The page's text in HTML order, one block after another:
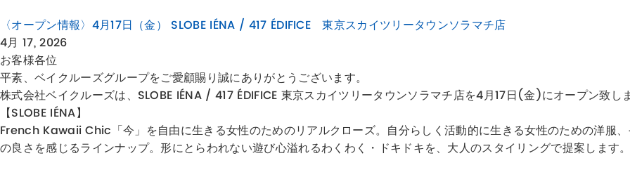
〈オープン情報〉4月17日（金） SLOBE IÉNA / 417 ÉDIFICE 東京スカイツリータウンソラマチ店
4月 17, 2026
お客様各位
平素、ベイクルーズグループをご愛顧賜り誠にありがとうございます。
株式会社ベイクルーズは、SLOBE IÉNA / 417 ÉDIFICE 東京スカイツリータウンソラマチ店を4月17日(金)にオープン致しま
【SLOBE IÉNA】
French Kawaii Chic「今」を自由に生きる女性のためのリアルクローズ。自分らしく活動的に生きる女性のための洋服
の良さを感じるラインナップ。形にとらわれない遊び心溢れるわくわく・ドキドキを、大人のスタイリングで提案します。